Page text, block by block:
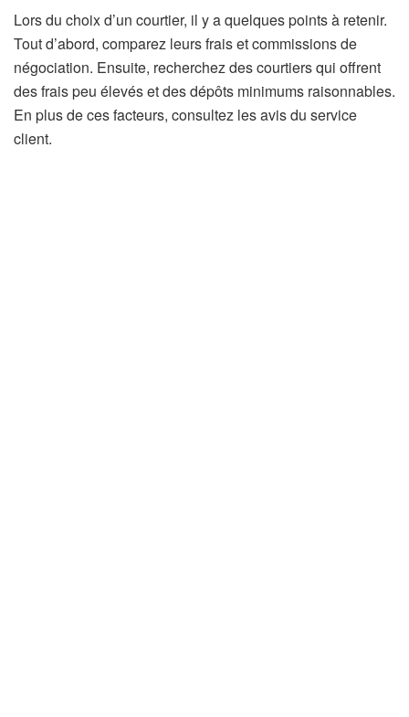
Lors du choix d’un courtier, il y a quelques points à retenir.
Tout d’abord, comparez leurs frais et commissions de
négociation. Ensuite, recherchez des courtiers qui offrent
des frais peu élevés et des dépôts minimums raisonnables.
En plus de ces facteurs, consultez les avis du service
client.